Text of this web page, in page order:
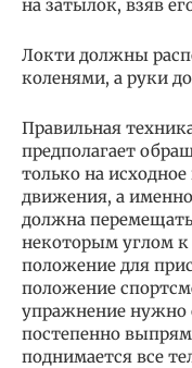
на затылок, взяв
Локти должны
коленями, а руки
Правильная
предполагает
только на
движения, а
должна
некоторым углом к
положение для
положение
упражнение нужно
постепенно
поднимается все